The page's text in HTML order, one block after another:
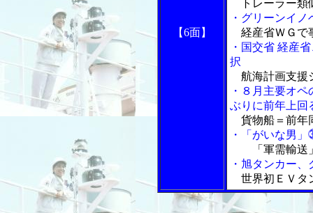
【6面】
トレーラー類
・グリーンイ
経産省ＷＧで
・国交省 経産
択
航海計画支援
・８月主要オ
ぶりに前年上回
貨物船＝前年
・「がいな男
「軍需輸送
・旭タンカー
世界初ＥＶタ